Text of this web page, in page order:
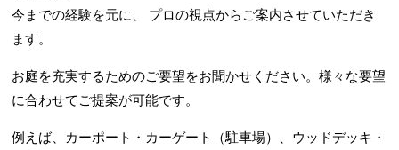
今までの経験を元に、 プロの視点からご案内させていただき
ます。
お庭を充実するためのご要望をお聞かせください。様々な要望
に合わせてご提案が可能です。
例えば、カーポート・カーゲート（駐車場）、ウッドデッキ・